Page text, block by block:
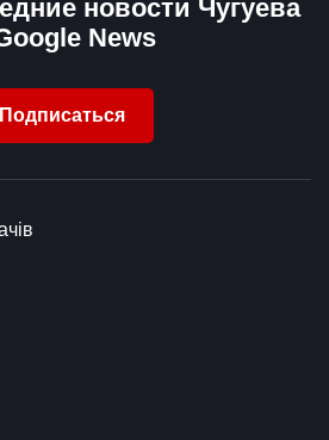
новости Чугуева
News
Подписаться